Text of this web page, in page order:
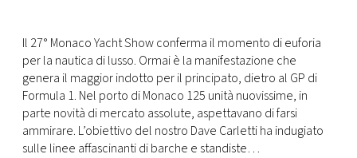
Il 27° Monaco Yacht Show conferma il momento di euforia
per la nautica di lusso. Ormai è la manifestazione che
genera il maggior indotto per il principato, dietro al GP di
Formula 1. Nel porto di Monaco 125 unità nuovissime, in
parte novità di mercato assolute, aspettavano di farsi
ammirare. L’obiettivo del nostro Dave Carletti ha indugiato
sulle linee affascinanti di barche e standiste…